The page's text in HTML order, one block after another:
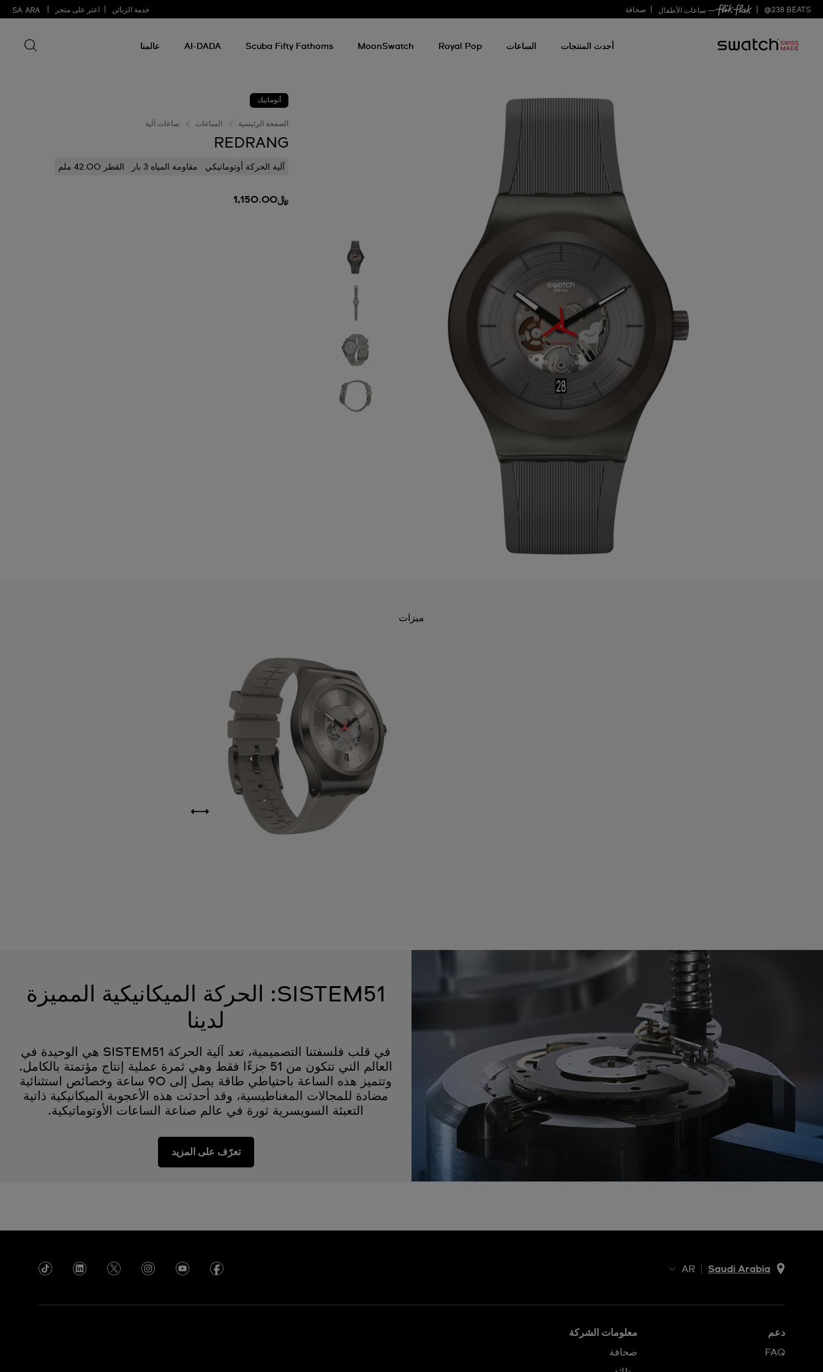
@238 BEATS — ساعات الأطفال صحافة خدمة الزبائن اعثر على متجر ARA
SA
أحدث المنتجات الساعات Royal Pop
MoonSwatch
Scuba Fifty Fathoms
AI-DADA عالمنا
عن
شيء
أتوماتيك
الصفحة الرئيسية الساعات ساعات آلية
REDRANG
آلية الحركة أوتوماتيكي مقاومة المياه 3 بار القطر 42.00 ملم
﷼1,150.00
ميزات
SISTEM51: الحركة الميكانيكية المميزة
لدينا
في قلب فلسفتنا التصميمية، تعد آلية الحركة SISTEM51 هي الوحيدة في
العالم التي تتكون من 51 جزءًا فقط وهي ثمرة عملية إنتاج مؤتمتة بالكامل.
وتتميز هذه الساعة باحتياطي طاقة يصل إلى 90 ساعة وخصائص استثنائية
مضادة للمجالات المغناطيسية، وقد أحدثت هذه الأعجوبة الميكانيكية ذاتية
التعبئة السويسرية ثورة في عالم صناعة الساعات الأوتوماتيكية.
تعرّف على المزيد
Saudi Arabia
AR
EN
دعم
FAQ
معلومات الشركة
صحافة